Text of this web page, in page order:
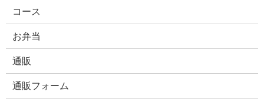
コース
お弁当
通販
通販フォーム